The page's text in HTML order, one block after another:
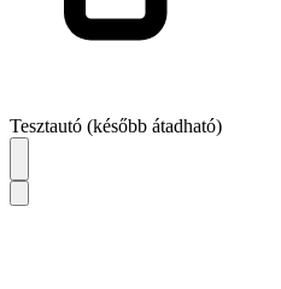
Tesztautó (később átadható)